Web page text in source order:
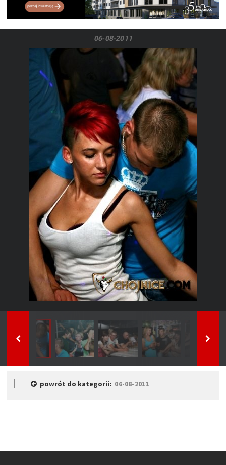
06-08-2011
powrót do kategorii: 06-08-2011